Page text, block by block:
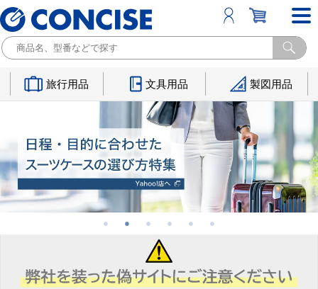
旅行用品 文具用品 製図用品